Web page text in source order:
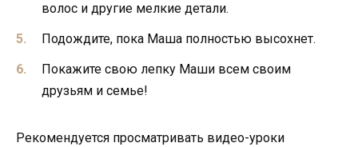
волос и другие мелкие детали.
Подождите, пока Маша полностью высохнет.
Покажите свою лепку Маши всем своим
друзьям и семье!
Рекомендуется просматривать видео-уроки